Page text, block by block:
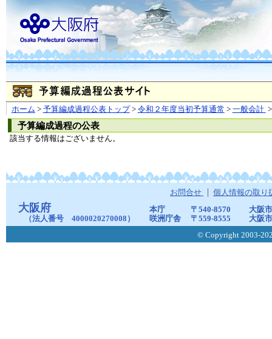
ホーム > 予算編成過程公表トップ> 令和２年度当初予算通常 > 一般会計 >
予算編成過程の公表
該当する情報はございません。
お問合せ 個人情報の取り
大阪府
（法人番号 4000020270008）
本庁 〒540-8570
大阪
咲洲庁舎
〒559-8555
大阪
© Copyright 2003-